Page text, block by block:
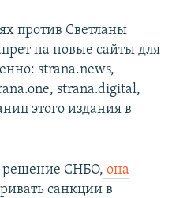
против Светланы
на новые сайты для
strana.news,
strana.digital,
этого издания в
решение СНБО, она
санкции в